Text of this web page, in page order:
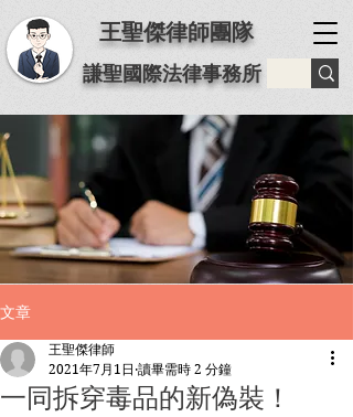
王聖傑律師團隊
謙聖國際法律事務所
文章
一同拆穿毒品的新偽裝！
王聖傑律師
2021年7月1日 讀畢需時 2 分鐘